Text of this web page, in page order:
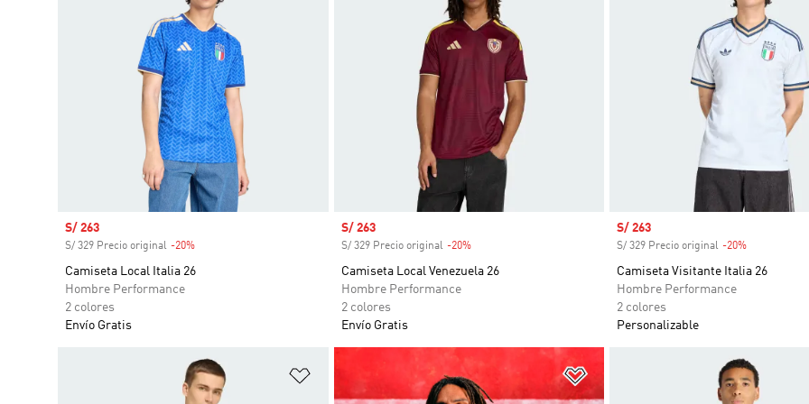
Precio de venta
S/ 263
S/ 329 Precio original -20%
Camiseta Local Italia 26
Hombre Performance
2 colores
Envío Gratis
Precio de venta
S/ 263
S/ 329 Precio original -20%Descuento
Camiseta Local Venezuela 26
Hombre Performance
2 colores
Envío Gratis
Precio de venta
S/ 263
S/ 329 Precio original -20%
Camiseta Visitante Italia 26
Hombre Performance
2 colores
Personalizable
Añadir a la lista de deseos Añadir a la lista de deseos